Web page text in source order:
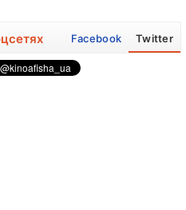
Facebook Twitter